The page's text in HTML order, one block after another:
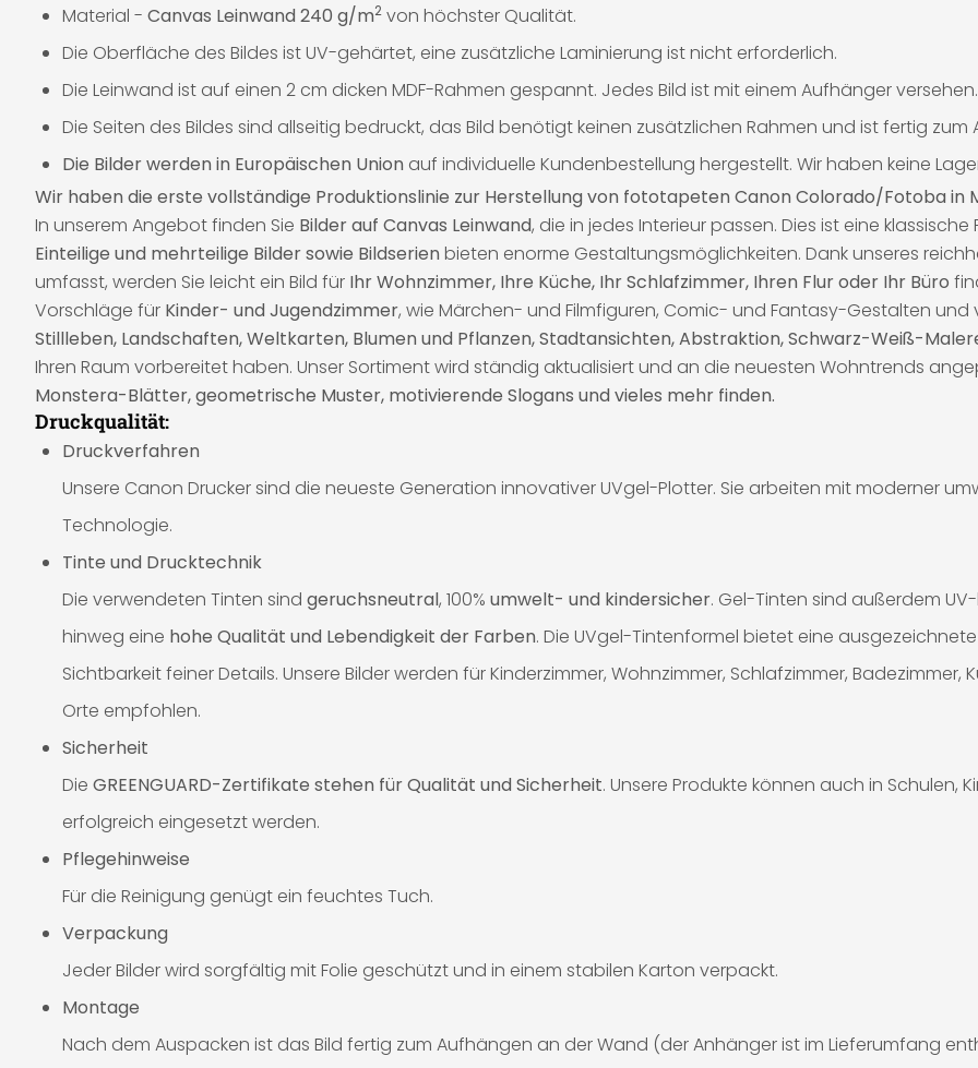
Material - Canvas Leinwand 240 g/m2 von höchster Qualität.
Die Oberfläche des Bildes ist UV-gehärtet, eine zusätzliche Laminierung ist nicht erforderlich.
Die Leinwand ist auf einen 2 cm dicken MDF-Rahmen gespannt. Jedes Bild ist mit einem Aufhänger versehen.
Die Seiten des Bildes sind allseitig bedruckt, das Bild benötigt keinen zusätzlichen Rahmen und ist fertig zum
Die Bilder werden in Europäischen Union auf individuelle Kundenbestellung hergestellt. Wir haben keine
Wir haben die erste vollständige Produktionslinie zur Herstellung von fototapeten Canon Colorado/Fotoba in
In unserem Angebot finden Sie Bilder auf Canvas Leinwand, die in jedes Interieur passen. Dies ist eine
Einteilige und mehrteilige Bilder sowie Bildserien bieten enorme Gestaltungsmöglichkeiten. Dank unseres
umfasst, werden Sie leicht ein Bild für Ihr Wohnzimmer, Ihre Küche, Ihr Schlafzimmer, Ihren Flur oder Ihr Büro
Vorschläge für Kinder- und Jugendzimmer, wie Märchen- und Filmfiguren, Comic- und Fantasy-Gestalten und
Stillleben, Landschaften, Weltkarten, Blumen und Pflanzen, Stadtansichten, Abstraktion, Schwarz-Weiß-
Ihren Raum vorbereitet haben. Unser Sortiment wird ständig aktualisiert und an die neuesten Wohntrends
Monstera-Blätter, geometrische Muster, motivierende Slogans und vieles mehr finden.
Druckqualität:
Druckverfahren
Unsere Canon Drucker sind die neueste Generation innovativer UVgel-Plotter. Sie arbeiten mit moderner
Technologie.
Tinte und Drucktechnik
Die verwendeten Tinten sind geruchsneutral, 100% umwelt- und kindersicher. Gel-Tinten sind außerdem
hinweg eine hohe Qualität und Lebendigkeit der Farben. Die UVgel-Tintenformel bietet eine
Sichtbarkeit feiner Details. Unsere Bilder werden für Kinderzimmer, Wohnzimmer, Schlafzimmer,
Orte empfohlen.
Sicherheit
Die GREENGUARD-Zertifikate stehen für Qualität und Sicherheit. Unsere Produkte können auch in Schulen,
erfolgreich eingesetzt werden.
Pflegehinweise
Für die Reinigung genügt ein feuchtes Tuch.
Verpackung
Jeder Bilder wird sorgfältig mit Folie geschützt und in einem stabilen Karton verpackt.
Montage
Nach dem Auspacken ist das Bild fertig zum Aufhängen an der Wand (der Anhänger ist im Lieferumfang